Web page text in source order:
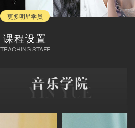
更多明星学员
课程设置
TEACHING STAFF